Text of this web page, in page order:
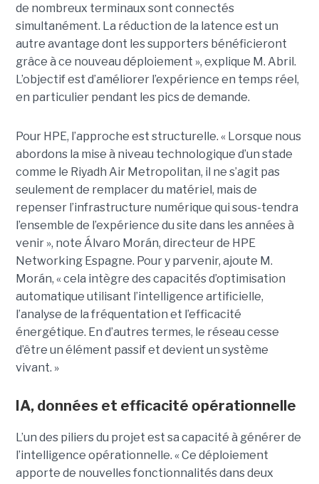
de nombreux terminaux sont connectés
simultanément. La réduction de la latence est un
autre avantage dont les supporters bénéficieront
grâce à ce nouveau déploiement », explique M. Abril.
L’objectif est d’améliorer l’expérience en temps réel,
en particulier pendant les pics de demande.
Pour HPE, l’approche est structurelle. « Lorsque nous
abordons la mise à niveau technologique d’un stade
comme le Riyadh Air Metropolitan, il ne s’agit pas
seulement de remplacer du matériel, mais de
repenser l’infrastructure numérique qui sous-tendra
l’ensemble de l’expérience du site dans les années à
venir », note Álvaro Morán, directeur de HPE
Networking Espagne. Pour y parvenir, ajoute M.
Morán, « cela intègre des capacités d’optimisation
automatique utilisant l’intelligence artificielle,
l’analyse de la fréquentation et l’efficacité
énergétique. En d’autres termes, le réseau cesse
d’être un élément passif et devient un système
vivant. »
IA, données et efficacité opérationnelle
L’un des piliers du projet est sa capacité à générer de
l’intelligence opérationnelle. « Ce déploiement
apporte de nouvelles fonctionnalités dans deux